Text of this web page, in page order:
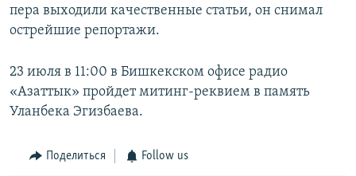
пера выходили качественные статьи, он снимал
острейшие репортажи.
23 июля в 11:00 в Бишкекском офисе радио
«Азаттык» пройдет митинг-реквием в память
Уланбека Эгизбаева.
Поделиться Follow us